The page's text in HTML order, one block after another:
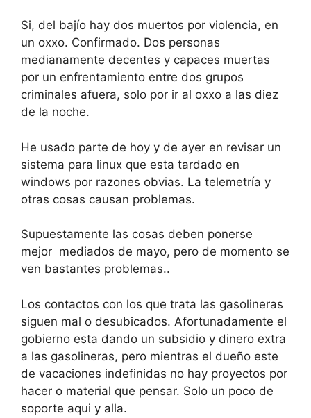
Si, del bajío hay dos muertos por violencia, en
un oxxo. Confirmado. Dos personas
medianamente decentes y capaces muertas
por un enfrentamiento entre dos grupos
criminales afuera, solo por ir al oxxo a las diez
de la noche.
He usado parte de hoy y de ayer en revisar un
sistema para linux que esta tardado en
windows por razones obvias. La telemetría y
otras cosas causan problemas.
Supuestamente las cosas deben ponerse
mejor mediados de mayo, pero de momento se
ven bastantes problemas..
Los contactos con los que trata las gasolineras
siguen mal o desubicados. Afortunadamente el
gobierno esta dando un subsidio y dinero extra
a las gasolineras, pero mientras el dueño este
de vacaciones indefinidas no hay proyectos por
hacer o material que pensar. Solo un poco de
soporte aqui y alla.